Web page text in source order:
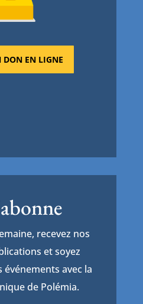
DON EN LIGNE
recevez nos
et soyez
avec la
de Polémia.